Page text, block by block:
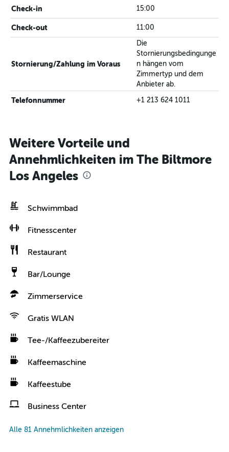
Check-in 15:00
Check-out 11:00
Stornierung/Zahlung im Voraus
Die
Stornierungsbedingunge
n hängen vom
Zimmertyp und dem
Anbieter ab.
Telefonnummer +1 213 624 1011
Weitere Vorteile und
Annehmlichkeiten im The Biltmore
Los Angeles
Schwimmbad
Fitnesscenter
Restaurant
Bar/Lounge
Zimmerservice
Gratis WLAN
Tee-/Kaffeezubereiter
Kaffeemaschine
Kaffeestube
Business Center
Alle 81 Annehmlichkeiten anzeigen